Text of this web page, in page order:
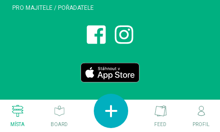
PRO MAJITELE / POŘADATELE
MÍSTA BOARD FEED PROFIL